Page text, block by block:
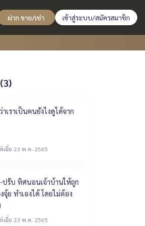
ฝาก ขาย/เช่า เข้าสู่ระบบ/สมัครสมาชิก
าเราเป็นคนยังไงดูได้จาก
เมื่อ 23 พ.ค. 2565
ปรับ ทิศนอนเจ้าบ้านให้ถูก
จุ้ย ทำเองได้ โดยไม่ต้อง
เมื่อ 23 พ.ค. 2565